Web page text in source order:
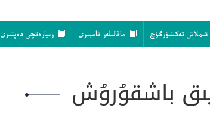
ئىملاش تەكشۈرگۈچ ماقالىلەر ئامبىرى زىيارەتچى دەپتىرى
باشقۇرۇش